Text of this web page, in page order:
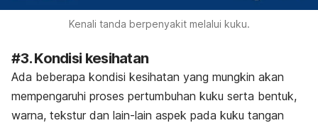
Kenali tanda berpenyakit melalui kuku.
#3. Kondisi kesihatan
Ada beberapa kondisi kesihatan yang mungkin akan
mempengaruhi proses pertumbuhan kuku serta bentuk,
warna, tekstur dan lain-lain aspek pada kuku tangan